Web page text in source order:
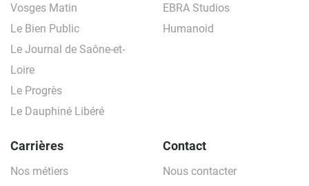
Vosges Matin
Le Bien Public
Le Journal de Saône-et-
Loire
Le Progrès
Le Dauphiné Libéré
EBRA Studios
Humanoid
Carrières
Nos métiers
Contact
Nous contacter